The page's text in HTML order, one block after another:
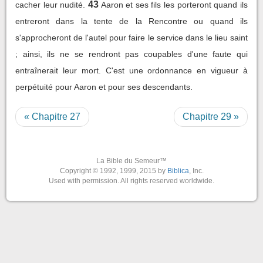
cacher leur nudité. 43 Aaron et ses fils les porteront quand ils
entreront dans la tente de la Rencontre ou quand ils
s'approcheront de l'autel pour faire le service dans le lieu saint
; ainsi, ils ne se rendront pas coupables d'une faute qui
entraînerait leur mort. C'est une ordonnance en vigueur à
perpétuité pour Aaron et pour ses descendants.
« Chapitre 27 Chapitre 29 »
La Bible du Semeur™
Copyright © 1992, 1999, 2015 by Biblica, Inc.
Used with permission. All rights reserved worldwide.